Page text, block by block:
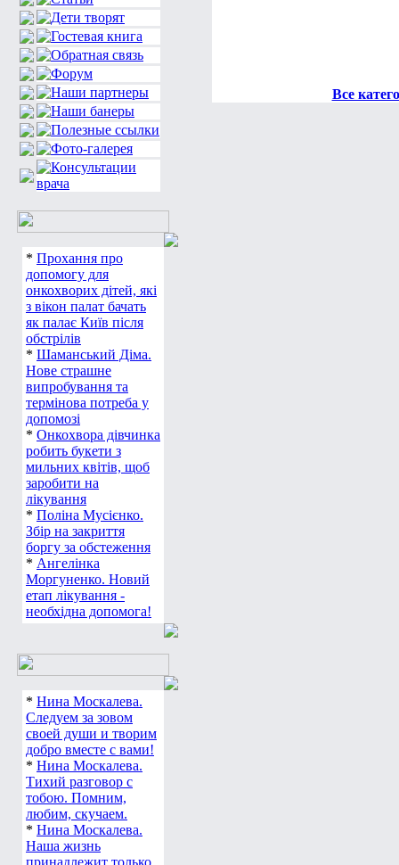
* Прохання про
допомогу для
онкохворих дітей, які
з вікон палат бачать
як палає Київ після
обстрілів
* Шаманський Діма.
Нове страшне
випробування та
термінова потреба у
допомозі
* Онкохвора дівчинка
робить букети з
мильних квітів, щоб
заробити на
лікування
* Поліна Мусієнко.
Збір на закриття
боргу за обстеження
* Ангелінка
Моргуненко. Новий
етап лікування -
необхідна допомога!
* Нина Москалева.
Следуем за зовом
своей души и творим
добро вместе с вами!
* Нина Москалева.
Тихий разговор с
тобою. Помним,
любим, скучаем.
* Нина Москалева.
Наша жизнь
принадлежит только
Все